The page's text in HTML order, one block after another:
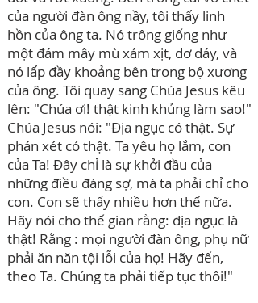
của người đàn ông nầy, tôi thấy linh
hồn của ông ta. Nó trông giống như
một đám mây mù xám xịt, dơ dáy, và
nó lấp đầy khoảng bên trong bộ xương
của ông. Tôi quay sang Chúa Jesus kêu
lên: "Chúa ơi! thật kinh khủng làm sao!"
Chúa Jesus nói: "Địa ngục có thật. Sự
phán xét có thật. Ta yêu họ lắm, con
của Ta! Đây chỉ là sự khởi đầu của
những điều đáng sợ, mà ta phải chỉ cho
con. Con sẽ thấy nhiều hơn thế nữa.
Hãy nói cho thế gian rằng: địa ngục là
thật! Rằng : mọi người đàn ông, phụ nữ
phải ăn năn tội lỗi của họ! Hãy đến,
theo Ta. Chúng ta phải tiếp tục thôi!"